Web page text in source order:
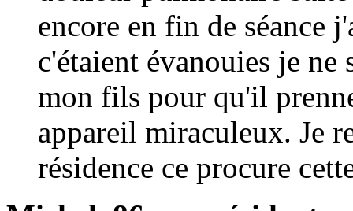
encore en fin de séance
c'étaient évanouies je ne
mon fils pour qu'il
appareil miraculeux. Je
résidence ce procure